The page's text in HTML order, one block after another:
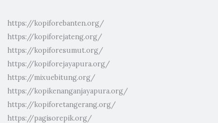
https://kopiforebanten.org/
https://kopiforejateng.org/
https://kopiforesumut.org/
https://kopiforejayapura.org/
https://mixuebitung.org/
https://kopikenanganjayapura.org/
https://kopiforetangerang.org/
https://pagisorepik.org/